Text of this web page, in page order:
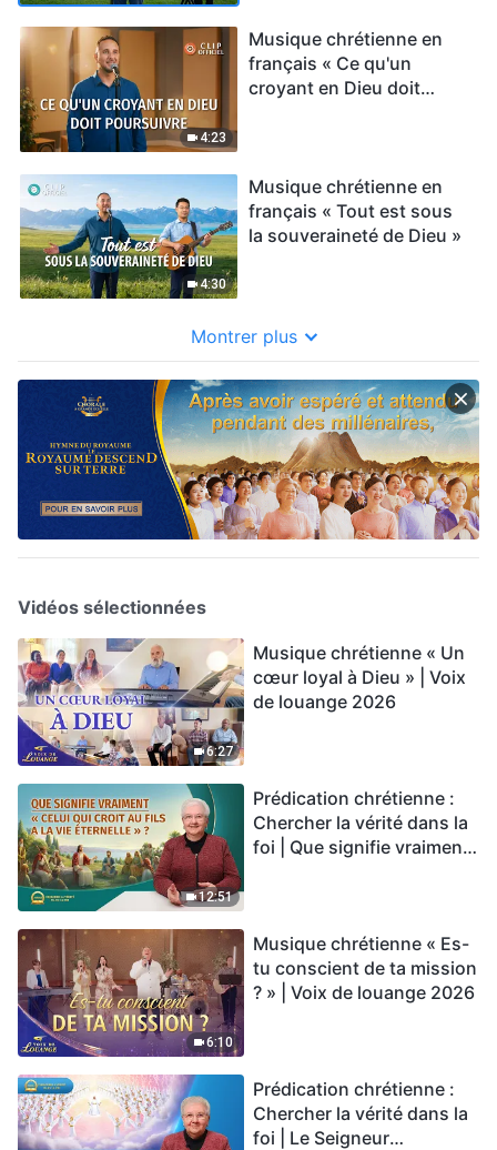
4:23
Musique chrétienne en
français « Ce qu'un
croyant en Dieu doit
4:30
Musique chrétienne en
français « Tout est sous
la souveraineté de Dieu »
Montrer plus
Vidéos sélectionnées
6:27
Musique chrétienne « Un
cœur loyal à Dieu » | Voix
de louange 2026
12:51
Prédication chrétienne :
Chercher la vérité dans la
foi | Que signifie vraiment
6:10
Musique chrétienne « Es-
tu conscient de ta mission
? » | Voix de louange 2026
Prédication chrétienne :
Chercher la vérité dans la
foi | Le Seigneur